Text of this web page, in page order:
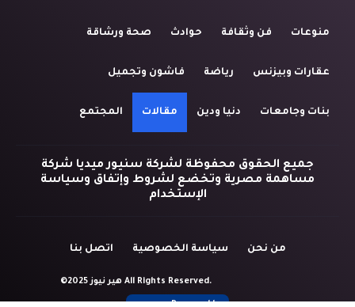
منوعات فن وثقافة حوادث صحة ورشاقة
عقارات وبيزنس رياضة فاشون وتجميل
بنات وجامعات دنيا ودين مقالات المجتمع
جميع الحقوق محفوظة لشركة سنيور ميديا شركة
مساهمة مصرية وتخضع لشروط وإتفاق وسياسة
الإستخدام
من نحن سياسة الخصوصية اتصل بنا
©2025 هير نيوز All Rights Reserved.
Powered by